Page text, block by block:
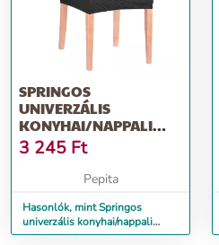
SPRINGOS
UNIVERZÁLIS
KONYHAI/NAPPALI
SZÉKHUZAT, SPANDEX
ANYAG, FE...
3 245 Ft
Pepita
Hasonlók, mint Springos
univerzális konyhai/nappali
székhuzat, spandex anyag, fe...